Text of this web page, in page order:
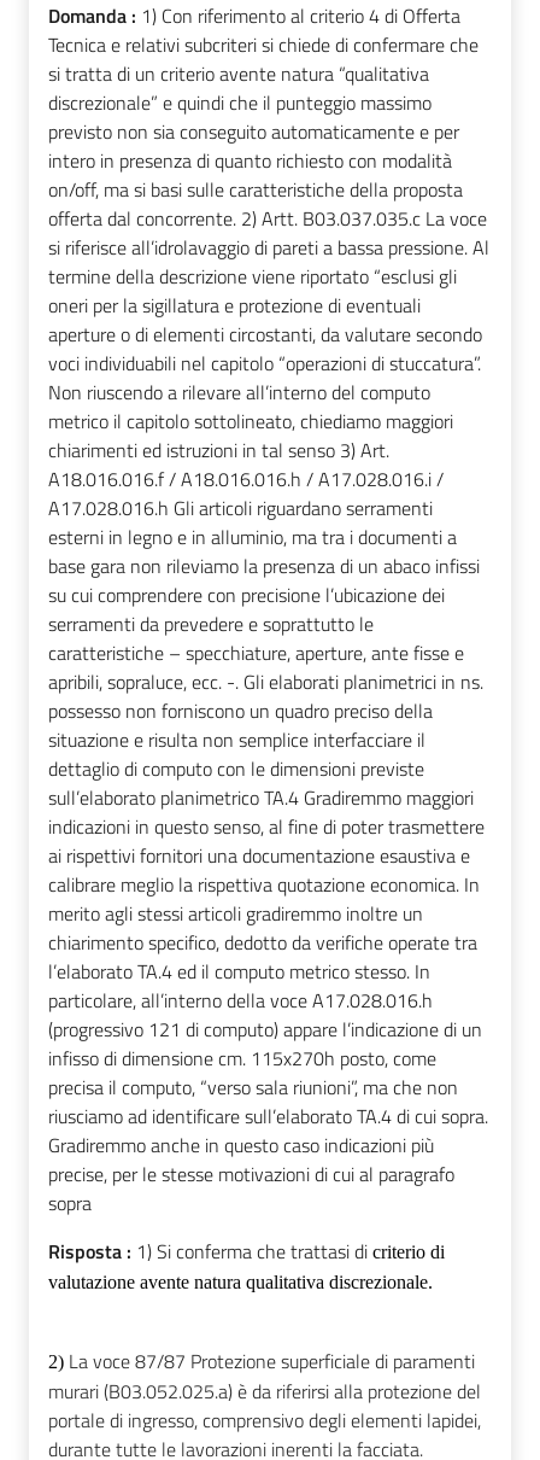
Domanda : 1) Con riferimento al criterio 4 di Offerta
Tecnica e relativi subcriteri si chiede di confermare che
si tratta di un criterio avente natura “qualitativa
discrezionale” e quindi che il punteggio massimo
previsto non sia conseguito automaticamente e per
intero in presenza di quanto richiesto con modalità
on/off, ma si basi sulle caratteristiche della proposta
offerta dal concorrente. 2) Artt. B03.037.035.c La voce
si riferisce all’idrolavaggio di pareti a bassa pressione. Al
termine della descrizione viene riportato “esclusi gli
oneri per la sigillatura e protezione di eventuali
aperture o di elementi circostanti, da valutare secondo
voci individuabili nel capitolo “operazioni di stuccatura”.
Non riuscendo a rilevare all’interno del computo
metrico il capitolo sottolineato, chiediamo maggiori
chiarimenti ed istruzioni in tal senso 3) Art.
A18.016.016.f / A18.016.016.h / A17.028.016.i /
A17.028.016.h Gli articoli riguardano serramenti
esterni in legno e in alluminio, ma tra i documenti a
base gara non rileviamo la presenza di un abaco infissi
su cui comprendere con precisione l’ubicazione dei
serramenti da prevedere e soprattutto le
caratteristiche – specchiature, aperture, ante fisse e
apribili, sopraluce, ecc. -. Gli elaborati planimetrici in ns.
possesso non forniscono un quadro preciso della
situazione e risulta non semplice interfacciare il
dettaglio di computo con le dimensioni previste
sull’elaborato planimetrico TA.4 Gradiremmo maggiori
indicazioni in questo senso, al fine di poter trasmettere
ai rispettivi fornitori una documentazione esaustiva e
calibrare meglio la rispettiva quotazione economica. In
merito agli stessi articoli gradiremmo inoltre un
chiarimento specifico, dedotto da verifiche operate tra
l’elaborato TA.4 ed il computo metrico stesso. In
particolare, all’interno della voce A17.028.016.h
(progressivo 121 di computo) appare l’indicazione di un
infisso di dimensione cm. 115x270h posto, come
precisa il computo, “verso sala riunioni”, ma che non
riusciamo ad identificare sull’elaborato TA.4 di cui sopra.
Gradiremmo anche in questo caso indicazioni più
precise, per le stesse motivazioni di cui al paragrafo
sopra
Risposta : 1) Si conferma che trattasi di criterio di
valutazione avente natura qualitativa discrezionale.
2) La voce 87/87 Protezione superficiale di paramenti
murari (B03.052.025.a) è da riferirsi alla protezione del
portale di ingresso, comprensivo degli elementi lapidei,
durante tutte le lavorazioni inerenti la facciata.